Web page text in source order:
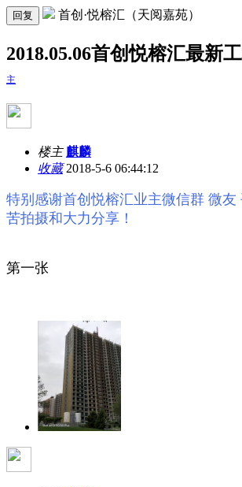
回复 首创·悦榕汇（天阅嘉苑）
2018.05.06首创悦榕汇最新
主
楼主 麒麟
收藏2018-5-6 06:44:12
特别感谢首创悦榕汇业主微信群 微友
苦拍摄和大力分享！
第一张